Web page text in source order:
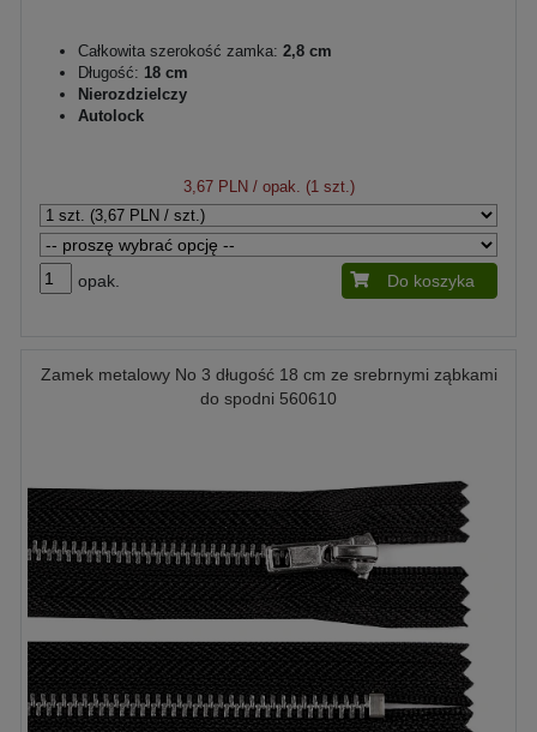
Całkowita szerokość zamka: 2,8 cm
Długość: 18 cm
Nierozdzielczy
Autolock
3,67 PLN/ opak. (1 szt.)
opak. Do koszyka
Zamek metalowy No 3 długość 18 cm ze srebrnymi ząbkami
do spodni 560610